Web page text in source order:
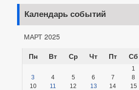
Календарь событий
МАРТ 2025
Пн
Вт Ср Чт Пт Сб
1
3
4 5 6 7 8
10
11 12 13 14 15